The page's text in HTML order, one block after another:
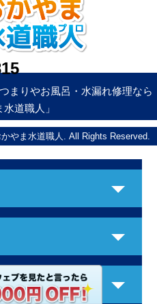
まりやお風呂・水漏れ修理なら
水道職人」
やま水道職人. All Rights Reserved.